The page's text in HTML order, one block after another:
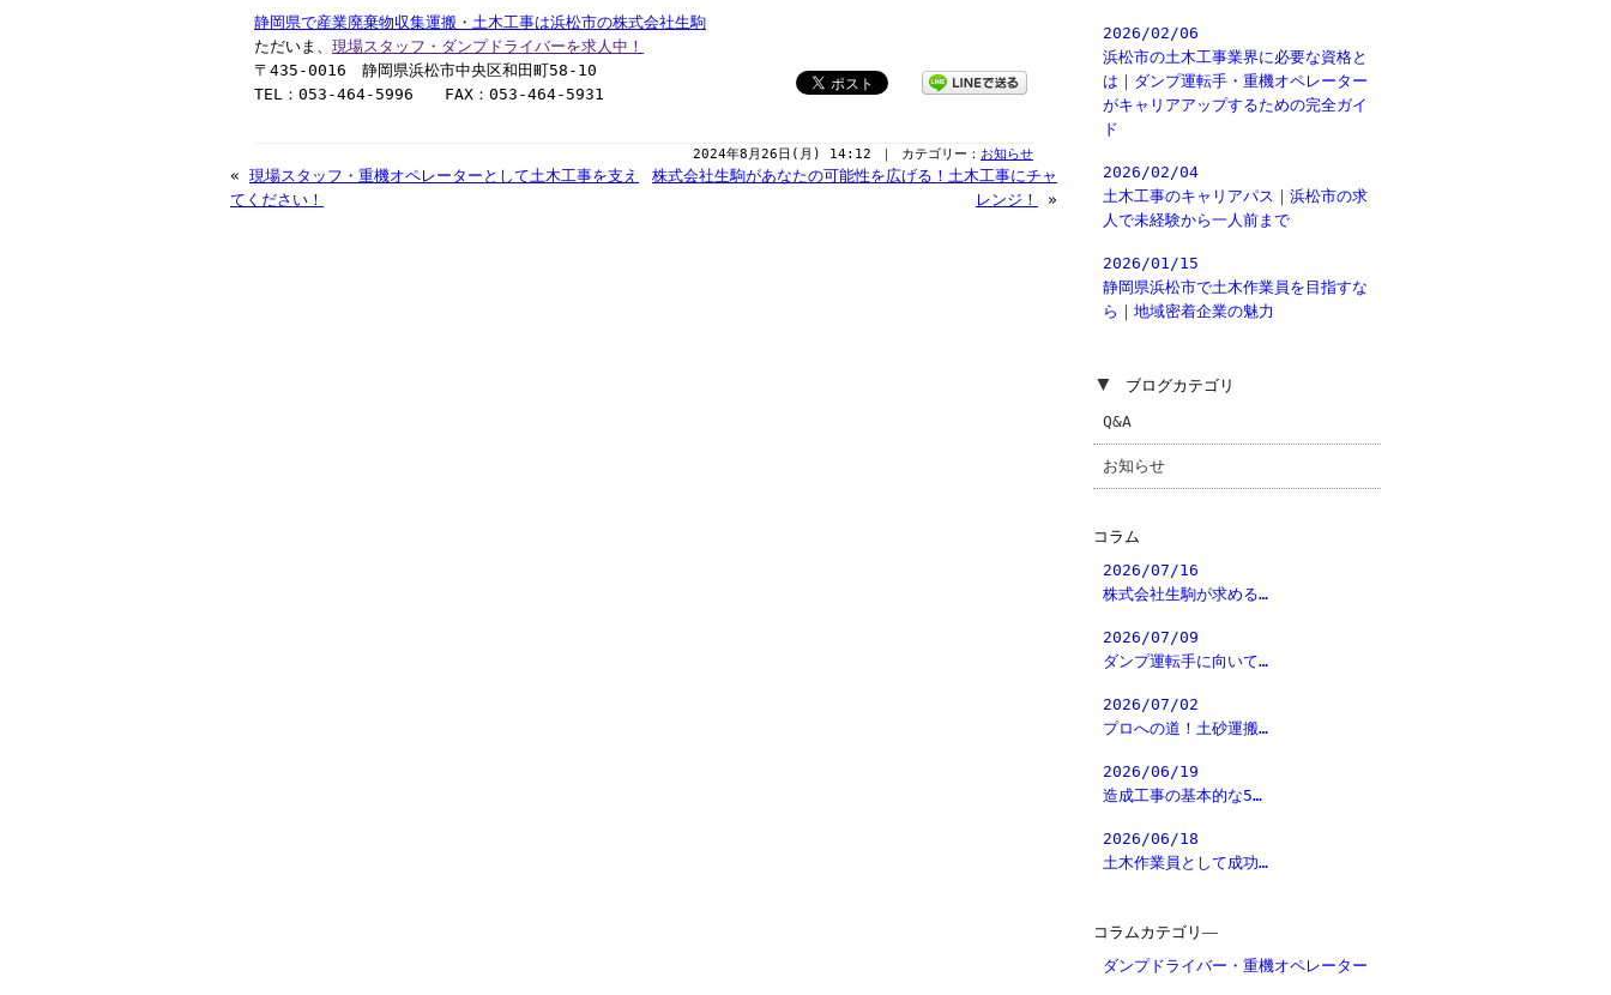
静岡県で産業廃棄物収集運搬・土木工事は浜松市の株式会社生駒
ただいま、 現場スタッフ・ダンプドライバーを求人中！
〒435-0016 静岡県浜松市中央区和田町58-10
TEL：053-464-5996 FAX：053-464-5931
2024年8月26日(月) 14:12 ｜ カテゴリー： お知らせ
« 現場スタッフ・重機オペレーターとして土木工事を支え
てください！
株式会社生駒があなたの可能性を広げる！土木工事にチャ
レンジ！
»
2026/02/06
浜松市の土木工事業界に必要な資格と
は｜ダンプ運転手・重機オペレーター
がキャリアアップするための完全ガイ
ド
2026/02/04
土木工事のキャリアパス｜浜松市の求
人で未経験から一人前まで
2026/01/15
静岡県浜松市で土木作業員を目指すな
ら｜地域密着企業の魅力
▼ ブログカテゴリ
Q&A
お知らせ
コラム
2026/07/16
株式会社生駒が求める…
2026/07/09
ダンプ運転手に向いて…
2026/07/02
プロへの道！土砂運搬…
2026/06/19
造成工事の基本的な5…
2026/06/18
土木作業員として成功…
コラムカテゴリ―
ダンプドライバー・重機オペレーター